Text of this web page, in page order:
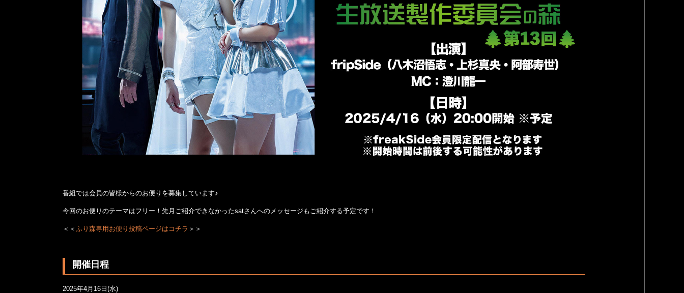
番組では会員の皆様からのお便りを募集しています♪
今回のお便りのテーマはフリー！先月ご紹介できなかったsatさんへのメッセージもご紹介する予定です！
＜＜ ふり森専用お便り投稿ページはコチラ ＞＞
開催日程
2025年4月16日(水)